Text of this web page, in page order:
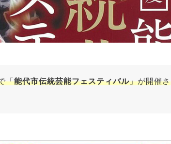
「能代市伝統芸能フェスティバル」が開催さ